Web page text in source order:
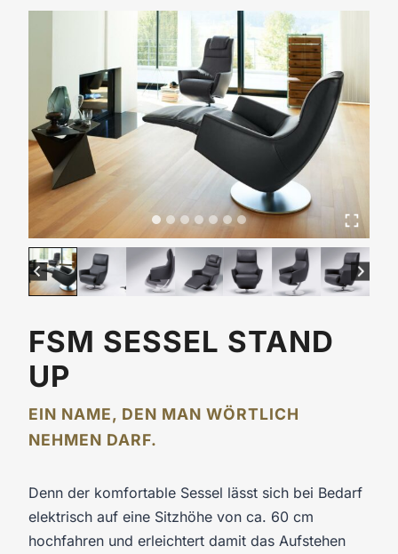
FSM SESSEL STAND
UP
EIN NAME, DEN MAN WÖRTLICH
NEHMEN DARF.
Denn der komfortable Sessel lässt sich bei Bedarf
elektrisch auf eine Sitzhöhe von ca. 60 cm
hochfahren und erleichtert damit das Aufstehen